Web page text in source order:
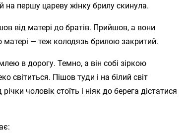
на першу цареву жінку брилу скинула.
від матері до братів. Прийшов, а вони
матері — теж колодязь брилою закритий.
в дорогу. Темно, а він собі зіркою
світиться. Пішов туди і на білий світ
чоловік стоїть і ніяк до берега дістатися